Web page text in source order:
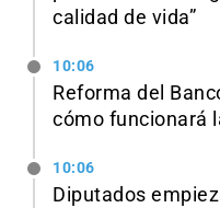
calidad de vida”
10:06
Reforma del
cómo funcionará
10:06
Diputados